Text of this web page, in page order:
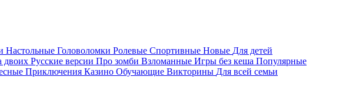
Настольные Головоломки Ролевые Спортивные Новые Для детей
двоих Русские версии Про зомби Взломанные Игры без кеша Популярные
Приключения Казино Обучающие Викторины Для всей семьи